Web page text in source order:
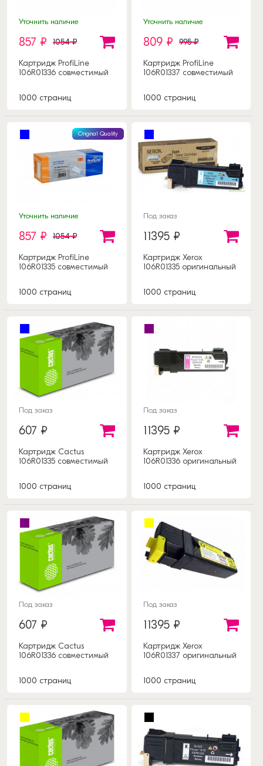
Уточнить наличие
857 ₽ 1054 ₽
Картридж ProfiLine
106R01336 совместимый
1000 страниц
Уточнить наличие
809 ₽ 995 ₽
Картридж ProfiLine
106R01337 совместимый
1000 страниц
Original Quality
Уточнить наличие
857 ₽ 1054 ₽
Картридж ProfiLine
106R01335 совместимый
1000 страниц
Под заказ
11395 ₽
Картридж Xerox
106R01335 оригинальный
1000 страниц
Под заказ
607 ₽
Картридж Cactus
106R01335 совместимый
1000 страниц
Под заказ
11395 ₽
Картридж Xerox
106R01336 оригинальный
1000 страниц
Под заказ
607 ₽
Картридж Cactus
106R01336 совместимый
1000 страниц
Под заказ
11395 ₽
Картридж Xerox
106R01337 оригинальный
1000 страниц